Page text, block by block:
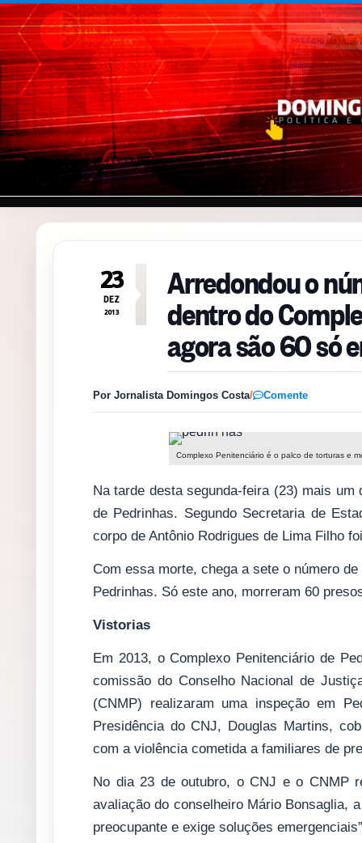
Pular para o conteúdo
23
DEZ
2013
Arredondou o
dentro do
agora são 60 só
Por Jornalista Domingos Costa/ Comente
Complexo Penitenciário é o palco de torturas e
Na tarde desta segunda-feira (23) mais
de Pedrinhas. Segundo Secretaria de
corpo de Antônio Rodrigues de Lima Filho
Com essa morte, chega a sete o número
Pedrinhas. Só este ano, morreram 60
Vistorias
Em 2013, o Complexo Penitenciário de
comissão do Conselho Nacional de
(CNMP) realizaram uma inspeção em
Presidência do CNJ, Douglas Martins,
com a violência cometida a familiares de
No dia 23 de outubro, o CNJ e o CNMP
avaliação do conselheiro Mário Bonsaglia,
preocupante e exige soluções emergenciais”